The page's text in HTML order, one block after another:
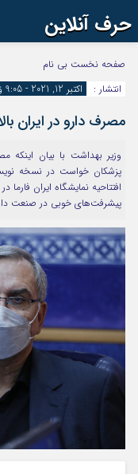
حرف آنلاین
اینستاگرام
آپارات
رمز عبور
مرا به خاطر بسپار
صفحه نخست بی نام
انتشار :
اکتبر 12, 2021 - 9:05 ق.ظ
مصرف دارو در ایران
وزیر بهداشت با بیان اینکه
پزشکان خواست در نسخه
افتتاحیه نمایشگاه ایران
پیشرفت‌های خوبی در صنعت دارو داشتیم